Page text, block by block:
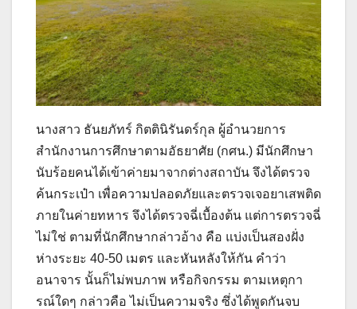
นางสาว ธันยภัทร์ กิตตินิรันดร์กุล ผู้อำนวยการ
สำนักงานการศึกษาตามอัธยาศัย (กศน.) มีนักศึกษา
นับร้อยคนได้เข้าค่ายมาจากต่างสถาบัน จึงได้ตรวจ
ค้นกระเป๋า เพื่อความปลอดภัยและตรวจเจอยาเสพติด
ภายในค่ายทหาร จึงได้ตรวจฉี่เบื้องต้น แต่การตรวจฉี่
ไม่ใช่ ตามที่นักศึกษากล่าวอ้าง คือ แบ่งเป็นสองฝั่ง
ห่างระยะ 40-50 เมตร และหันหลังให้กัน คำว่า
อนาจาร นั้นก็ไม่พบภาพ หรือกิจกรรม ตามเหตุกา
รณ์ใดๆ กล่าวคือ ไม่เป็นความจริง ซึ่งได้พูดกันจบ